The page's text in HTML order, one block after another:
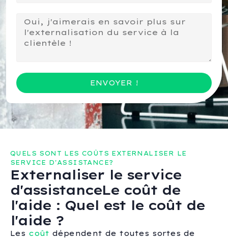
ENVOYER !
QUELS SONT LES COÛTS EXTERNALISER LE
SERVICE D'ASSISTANCE?
Externaliser le service
d'assistanceLe coût de
l'aide : Quel est le coût de
l'aide ?
Les coût dépendent de toutes sortes de